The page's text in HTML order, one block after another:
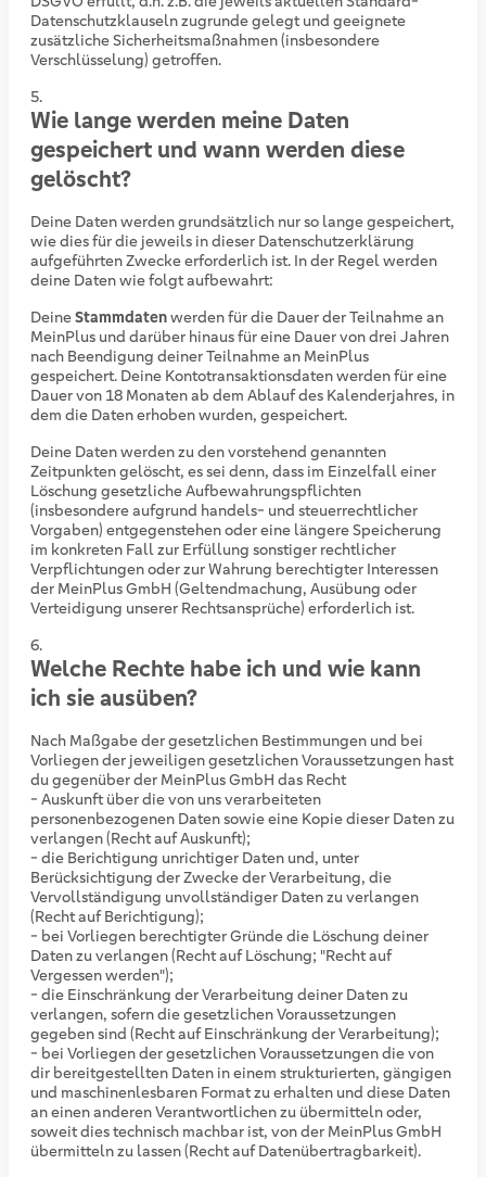
Datenschutzklauseln zugrunde gelegt und geeignete
zusätzliche Sicherheitsmaßnahmen (insbesondere
Verschlüsselung) getroffen.
Wie lange werden meine Daten
gespeichert und wann werden diese
gelöscht?
Deine Daten werden grundsätzlich nur so lange gespeichert,
wie dies für die jeweils in dieser Datenschutzerklärung
aufgeführten Zwecke erforderlich ist. In der Regel werden
deine Daten wie folgt aufbewahrt:
DeineStammdatenwerden für die Dauer der Teilnahme an
MeinPlus und darüber hinaus für eine Dauer von drei Jahren
nach Beendigung deiner Teilnahme an MeinPlus
gespeichert. Deine Kontotransaktionsdaten werden für eine
Dauer von 18 Monaten ab dem Ablauf des Kalenderjahres, in
dem die Daten erhoben wurden, gespeichert.
Deine Daten werden zu den vorstehend genannten
Zeitpunkten gelöscht, es sei denn, dass im Einzelfall einer
Löschung gesetzliche Aufbewahrungspflichten
(insbesondere aufgrund handels- und steuerrechtlicher
Vorgaben) entgegenstehen oder eine längere Speicherung
im konkreten Fall zur Erfüllung sonstiger rechtlicher
Verpflichtungen oder zur Wahrung berechtigter Interessen
der MeinPlus GmbH (Geltendmachung, Ausübung oder
Verteidigung unserer Rechtsansprüche) erforderlich ist.
Welche Rechte habe ich und wie kann
ich sie ausüben?
Nach Maßgabe der gesetzlichen Bestimmungen und bei
Vorliegen der jeweiligen gesetzlichen Voraussetzungen hast
du gegenüber der MeinPlus GmbH das Recht
- Auskunft über die von uns verarbeiteten
personenbezogenen Daten sowie eine Kopie dieser Daten zu
verlangen (Recht auf Auskunft);
- die Berichtigung unrichtiger Daten und, unter
Berücksichtigung der Zwecke der Verarbeitung, die
Vervollständigung unvollständiger Daten zu verlangen
(Recht auf Berichtigung);
- bei Vorliegen berechtigter Gründe die Löschung deiner
Daten zu verlangen (Recht auf Löschung; "Recht auf
Vergessen werden");
- die Einschränkung der Verarbeitung deiner Daten zu
verlangen, sofern die gesetzlichen Voraussetzungen
gegeben sind (Recht auf Einschränkung der Verarbeitung);
- bei Vorliegen der gesetzlichen Voraussetzungen die von
dir bereitgestellten Daten in einem strukturierten, gängigen
und maschinenlesbaren Format zu erhalten und diese Daten
an einen anderen Verantwortlichen zu übermitteln oder,
soweit dies technisch machbar ist, von der MeinPlus GmbH
übermitteln zu lassen (Recht auf Datenübertragbarkeit).